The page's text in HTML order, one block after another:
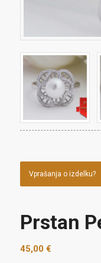
Vprašanja o izdelku?
Prstan
45,00 €